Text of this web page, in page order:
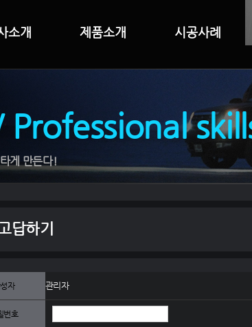
소개 제품소개 시공사례
Professional
게 만든다!
답하기
자 관리자
번호